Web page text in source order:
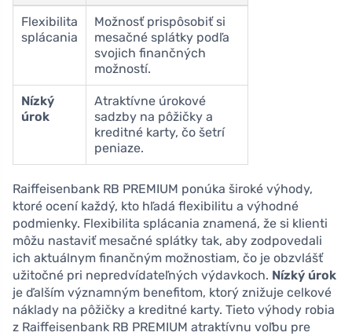
Flexibilita
splácania
Možnosť prispôsobiť si
mesačné splátky podľa
svojich finančných
možností.
Nízký
úrok
Atraktívne úrokové
sadzby na pôžičky a
kreditné karty, čo šetrí
peniaze.
Raiffeisenbank RB PREMIUM ponúka široké výhody,
ktoré ocení každý, kto hľadá flexibilitu a výhodné
podmienky. Flexibilita splácania znamená, že si klienti
môžu nastaviť mesačné splátky tak, aby zodpovedali
ich aktuálnym finančným možnostiam, čo je obzvlášť
užitočné pri nepredvídateľných výdavkoch. Nízký úrok
je ďalším významným benefitom, ktorý znižuje celkové
náklady na pôžičky a kreditné karty. Tieto výhody robia
z Raiffeisenbank RB PREMIUM atraktívnu voľbu pre